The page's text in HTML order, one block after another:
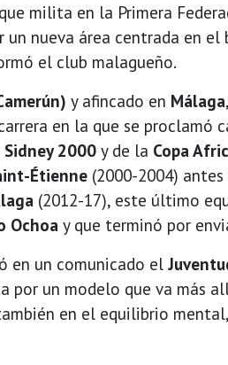
milita en la Primera
nueva área centrada en
el club malagueño.
y afincado en Málaga
en la que se proclamó
Sidney 2000 y de la Copa
Étienne (2000-2004)
(2012-17), este último
Ochoa y que terminó por
en un comunicado el
por un modelo que va más
en el equilibrio